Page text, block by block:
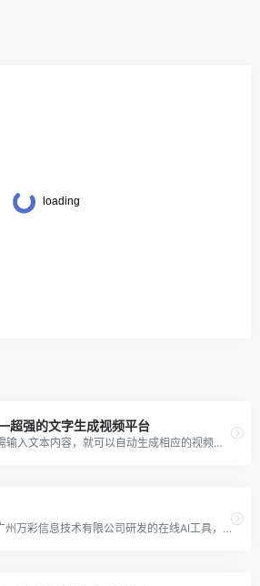
强的文字生成视频平台
“PIKA LABS”只需输入文本内容，就可以自动生成相应的视频。这使得用户可以快速地将他们的创意转化为视觉内容，而无需具备专业的视频制作技能。
万彩AI是一款由广州万彩信息技术有限公司研发的在线AI工具，它的基于领先的AI深度合成技术，能够为用户生成更有价值的文字、图片和视频内容。